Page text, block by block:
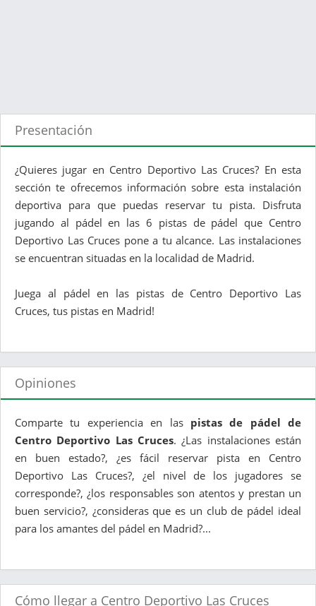
Presentación
¿Quieres jugar en Centro Deportivo Las Cruces? En esta
sección te ofrecemos información sobre esta instalación
deportiva para que puedas reservar tu pista. Disfruta
jugando al pádel en las 6 pistas de pádel que Centro
Deportivo Las Cruces pone a tu alcance. Las instalaciones
se encuentran situadas en la localidad de Madrid.
Juega al pádel en las pistas de Centro Deportivo Las
Cruces, tus pistas en Madrid!
Opiniones
Comparte tu experiencia en las pistas de pádel de
Centro Deportivo Las Cruces. ¿Las instalaciones están
en buen estado?, ¿es fácil reservar pista en Centro
Deportivo Las Cruces?, ¿el nivel de los jugadores se
corresponde?, ¿los responsables son atentos y prestan un
buen servicio?, ¿consideras que es un club de pádel ideal
para los amantes del pádel en Madrid?...
Cómo llegar a Centro Deportivo Las Cruces